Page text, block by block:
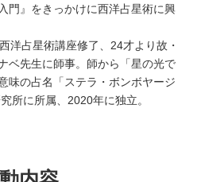
門』をきっかけに西洋占星術に興
洋占星術講座修了、24才より故・
ベ先生に師事。師から「星の光で
味の占名「ステラ・ボンボヤージ
究所に所属、2020年に独立。